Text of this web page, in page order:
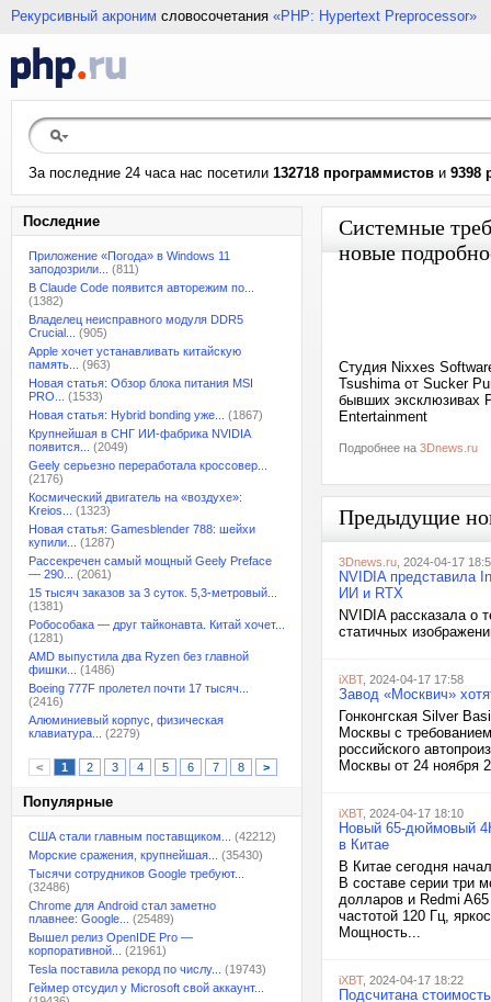
Рекурсивный акроним словосочетания «PHP: Hypertext Preprocessor»
За последние 24 часа нас посетили 132718 программистов и 9398
Последние
Приложение «Погода» в Windows 11
заподозрили...
(811)
В Claude Code появится авторежим по...
(1382)
Владелец неисправного модуля DDR5
Crucial...
(905)
Apple хочет устанавливать китайскую
память...
(963)
Новая статья: Обзор блока питания MSI
PRO...
(1533)
Новая статья: Hybrid bonding уже...
(1867)
Крупнейшая в СНГ ИИ-фабрика NVIDIA
появится...
(2049)
Geely серьезно переработала кроссовер...
(2176)
Космический двигатель на «воздухе»:
Kreios...
(1323)
Новая статья: Gamesblender 788: шейхи
купили...
(1287)
Рассекречен самый мощный Geely Preface
— 290...
(2061)
15 тысяч заказов за 3 суток. 5,3-метровый...
(1381)
Робособака — друг тайконавта. Китай хочет...
(1281)
AMD выпустила два Ryzen без главной
фишки...
(1486)
Boeing 777F пролетел почти 17 тысяч...
(2416)
Алюминиевый корпус, физическая
клавиатура...
(2279)
< 1 2 3 4 5 6 7 8 >
Популярные
США стали главным поставщиком...
(42212)
Морские сражения, крупнейшая...
(35430)
Тысячи сотрудников Google требуют...
(32486)
Chrome для Android стал заметно
плавнее: Google...
(25489)
Вышел релиз OpenIDE Pro —
корпоративной...
(21961)
Tesla поставила рекорд по числу...
(19743)
Геймер отсудил у Microsoft свой аккаунт...
Системные
новые
Студия Nixxes
Tsushima от Sucker
бывших эксклюзивах
Entertainment
Подробнее на 3Dnews.ru
Предыдущие
3Dnews.ru , 2024-04-17
NVIDIA представила
ИИ и RTX
NVIDIA рассказала о
статичных
iXBT, 2024-04-17 17:58
Завод «Москвич»
Гонконгская Silver
Москвы с
российского
Москвы от 24 ноября
iXBT, 2024-04-17 18:10
Новый 65-дюймовый
в Китае
В Китае сегодня
В составе серии три
долларов и Redmi
частотой 120 Гц,
Мощность...
iXBT, 2024-04-17 18:22
Подсчитана